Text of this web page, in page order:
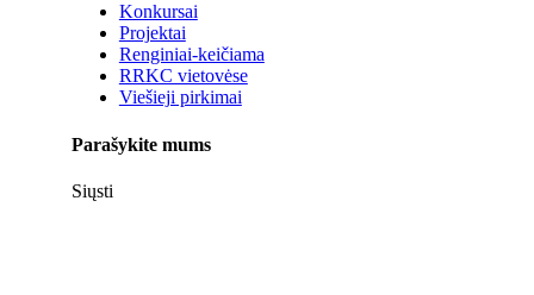
Konkursai
Projektai
Renginiai-keičiama
RRKC vietovėse
Viešieji pirkimai
Parašykite mums
Siųsti